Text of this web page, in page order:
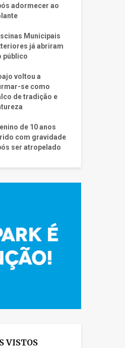
adormecer ao
Municipais
já abriram
público
voltou a
se como
de tradição e
de 10 anos
com gravidade
ser atropelado
VISTOS